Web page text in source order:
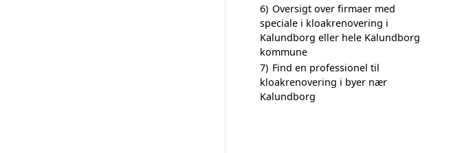
6) Oversigt over firmaer med
speciale i kloakrenovering i
Kalundborg eller hele Kalundborg
kommune
7) Find en professionel til
kloakrenovering i byer nær
Kalundborg